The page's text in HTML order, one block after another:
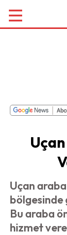
Uçan
bölgesinde
Bu araba
hizmet